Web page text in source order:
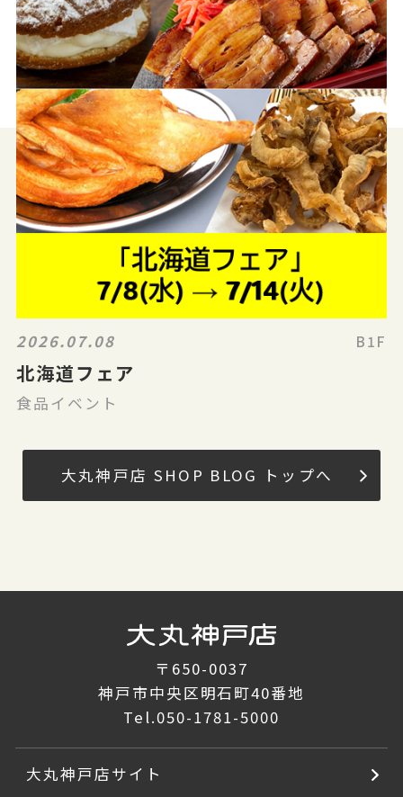
2026.07.08 B1F
北海道フェア
食品イベント
大丸神戸店 SHOP BLOG トップへ
〒650-0037
神戸市中央区明石町40番地
Tel.050-1781-5000
大丸神戸店サイト